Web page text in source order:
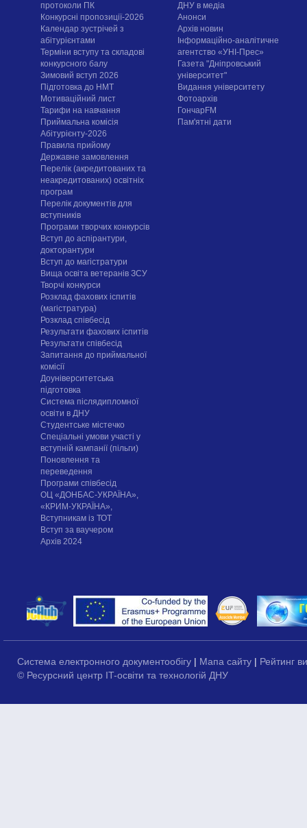
протоколи ПК
Конкурсні пропозиції-2026
Календар зустрічей з
абітурієнтами
Терміни вступу та складові
конкурсного балу
Зимовий вступ 2026
Підготовка до НМТ
Мотиваційний лист
Тарифи на навчання
Приймальна комісія
Абітурієнту-2026
Правила прийому
Державне замовлення
Перелік (акредитованих та
неакредитованих) освітніх
програм
Перелік документів для
вступників
Програми творчих конкурсiв
Вступ до аспірантури,
докторантури
Вступ до магістратури
Вища освіта ветеранів ЗСУ
Творчі конкурси
Розклад фахових іспитів
(магістратура)
Розклад співбесід
Результати фахових іспитів
Результати співбесід
Запитання до приймальної
комісії
Доуніверситетська
підготовка
Система післядипломної
освіти в ДНУ
Cтудентське містечко
Спеціальні умови участі у
вступній кампанії (пільги)
Поновлення та
переведення
Програми співбесід
ОЦ «ДОНБАС-УКРАЇНА»,
«КРИМ-УКРАЇНА»,
Вступникам із ТОТ
Вступ за ваучером
Архів 2024
ДНУ в медіа
Анонси
Архів новин
Інформаційно-аналітичне
агентство «УНІ-Прес»
Газета "Дніпровський
університет"
Видання університету
Фотоархів
ГончарFM
Пам'ятні дати
Система електронного документообігу | Мапа сайту | Рейтинг
© Ресурсний центр IT-освіти та технологій ДНУ